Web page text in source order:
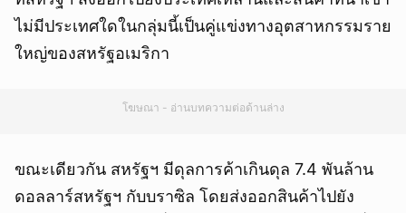
ไม่มีประเทศใดในกลุ่มนี้เป็นคู่แข่งทางอุตสาหกรรมราย
ใหญ่ของสหรัฐอเมริกา
โฆษณา - อ่านบทความต่อด้านล่าง
ขณะเดียวกัน สหรัฐฯ มีดุลการค้าเกินดุล 7.4 พันล้าน
ดอลลาร์สหรัฐฯ กับบราซิล โดยส่งออกสินค้าไปยัง